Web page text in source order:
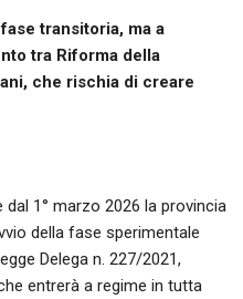
transitoria, ma a
tra Riforma della
che rischia di creare
1° marzo 2026 la provincia
della fase sperimentale
Delega n. 227/2021,
entrerà a regime in tutta